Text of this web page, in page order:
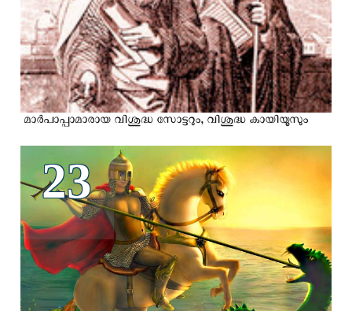
മാര്‍പാപ്പാമാരായ വിശുദ്ധ സോട്ടറും, വിശുദ്ധ കായിയൂസും
23